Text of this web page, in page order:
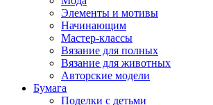
Элементы и мотивы
Начинающим
Мастер-классы
Вязание для полных
Вязание для животных
Авторские модели
Бумага
Поделки с детьми